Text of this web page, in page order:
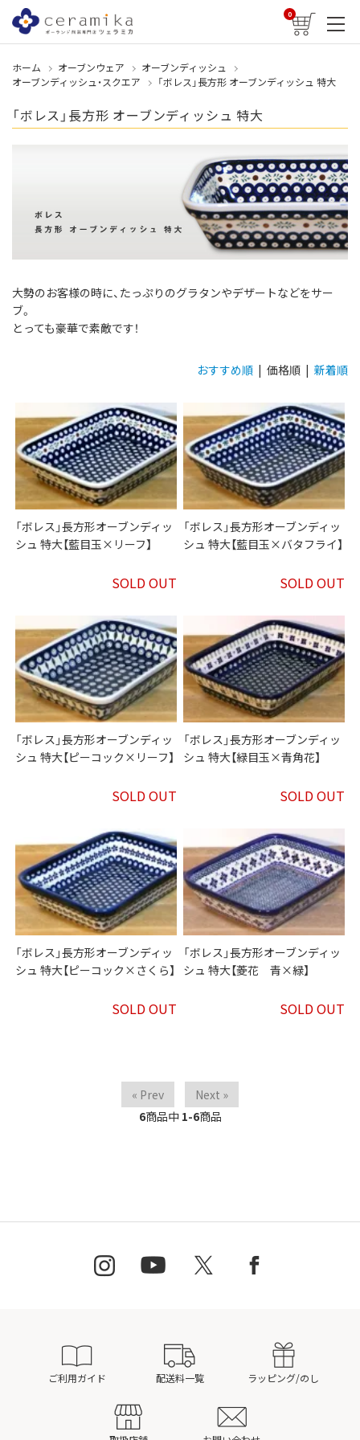
0
ホーム オーブンウェア
オーブンディッシュ
オーブンディッシュ・スクエア
「ボレス」長方形 オーブンディッシュ 特大
「ボレス」長方形 オーブンディッシュ 特大
大勢のお客様の時に、たっぷりのグラタンやデザートなどをサー
ブ。
とっても豪華で素敵です！
おすすめ順 | 価格順 | 新着順
「ボレス」長方形オーブンディッ
シュ 特大【藍目玉×リーフ】
SOLD OUT
「ボレス」長方形オーブンディッ
シュ 特大【藍目玉×バタフライ】
SOLD OUT
「ボレス」長方形オーブンディッ
シュ 特大【ピーコック×リーフ】
SOLD OUT
「ボレス」長方形オーブンディッ
シュ 特大【緑目玉×青角花】
SOLD OUT
「ボレス」長方形オーブンディッ
シュ 特大【ピーコック×さくら】
SOLD OUT
「ボレス」長方形オーブンディッ
シュ 特大【菱花 青×緑】
SOLD OUT
« Prev
Next »
6商品中 1-6商品
ご利用ガイド 配送料一覧 ラッピング/のし